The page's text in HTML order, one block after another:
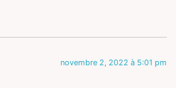
novembre 2, 2022 à 5:01 pm